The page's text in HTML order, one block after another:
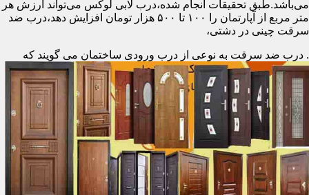
می‌باشد.طبق تحقیقات انجام شده،درب لابی لوکس می‌تواند ارزش هر
متر مربع از آپارتمان را ۱۰۰ تا ۵۰۰ هزار تومان افزایش دهد،درب ضد
سرقت چینی در دشتی،
. درب ضد سرقت به نوعی از درب ورودی ساختمان می گویند که